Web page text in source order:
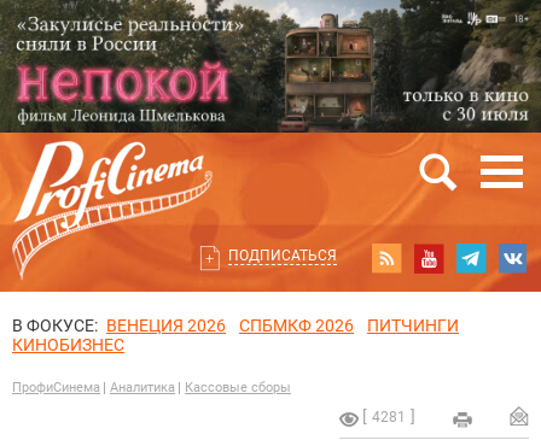
ПОДПИСАТЬСЯ
В ФОКУСЕ: ВЕНЕЦИЯ 2026 СПБМКФ 2026
ПИТЧИНГИ
КИНОБИЗНЕС
ПрофиСинема Аналитика Кассовые сборы
4281